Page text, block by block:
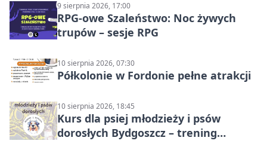
9 sierpnia 2026, 17:00
RPG-owe Szaleństwo: Noc żywych
trupów – sesje RPG
10 sierpnia 2026, 07:30
Półkolonie w Fordonie pełne atrakcji
10 sierpnia 2026, 18:45
Kurs dla psiej młodzieży i psów
dorosłych Bydgoszcz – trening